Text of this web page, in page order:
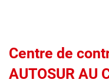
Centre de
AUTOSUR AU